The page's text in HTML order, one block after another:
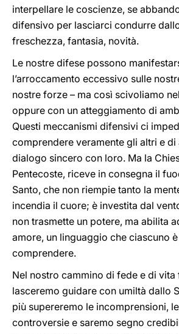
interpellare le coscienze, se
difensivo per lasciarci condurre
freschezza, fantasia, novità.
Le nostre difese possono
l’arroccamento eccessivo sulle
nostre forze – ma così scivoliamo
oppure con un atteggiamento di
Questi meccanismi difensivi ci
comprendere veramente gli altri e
dialogo sincero con loro. Ma la
Pentecoste, riceve in consegna il
Santo, che non riempie tanto la
incendia il cuore; è investita dal
non trasmette un potere, ma abilita
amore, un linguaggio che ciascuno
comprendere.
Nel nostro cammino di fede e di vita
lasceremo guidare con umiltà dallo
più supereremo le incomprensioni,
controversie e saremo segno